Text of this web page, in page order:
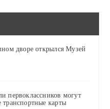
дворе открылся Музей
первоклассников могут
карты